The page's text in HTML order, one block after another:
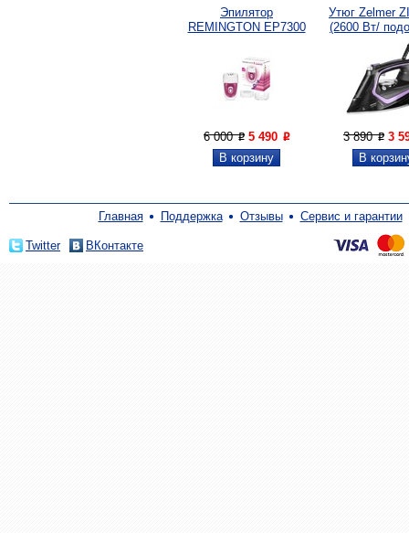
Эпилятор
REMINGTON EP7300
6 000P 5 490 P
Утюг Zelmer
(2600 Вт/
3 890P 3
Главная Поддержка Отзывы Сервис и гарантии
Twitter ВКонтакте